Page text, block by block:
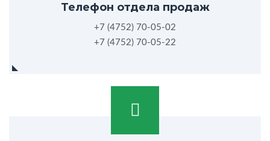
Телефон отдела продаж
+7 (4752) 70-05-02
+7 (4752) 70-05-22